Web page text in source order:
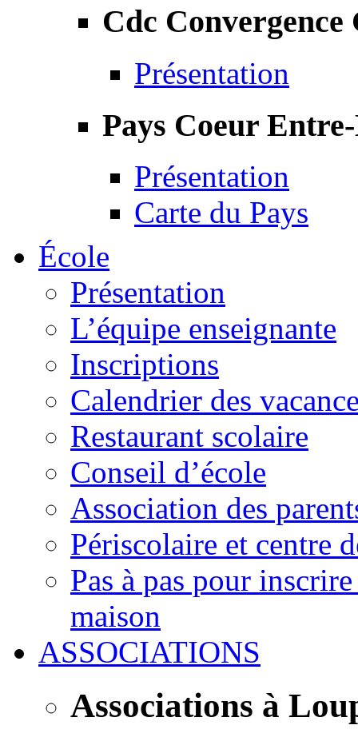
Cdc Convergence
Présentation
Pays Coeur
Présentation
Carte du Pays
École
Présentation
L’équipe enseignante
Inscriptions
Calendrier des
Restaurant scolaire
Conseil d’école
Association des
Périscolaire et centre
Pas à pas pour
maison
ASSOCIATIONS
Associations à